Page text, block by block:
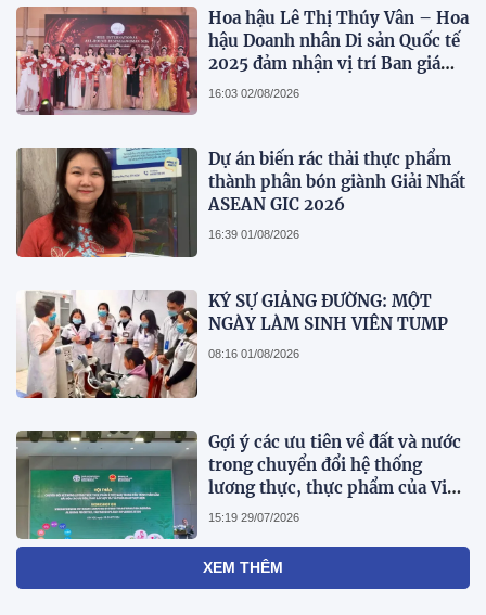
Hoa hậu Lê Thị Thúy Vân – Hoa
hậu Doanh nhân Di sản Quốc tế
2025 đảm nhận vị trí Ban giám
khảo quyền lực tại Miss
16:03 02/08/2026
Dự án biến rác thải thực phẩm
thành phân bón giành Giải Nhất
ASEAN GIC 2026
16:39 01/08/2026
KÝ SỰ GIẢNG ĐƯỜNG: MỘT
NGÀY LÀM SINH VIÊN TUMP
08:16 01/08/2026
Gợi ý các ưu tiên về đất và nước
trong chuyển đổi hệ thống
lương thực, thực phẩm của Việt
Nam theo FAO Roadmap
15:19 29/07/2026
XEM THÊM